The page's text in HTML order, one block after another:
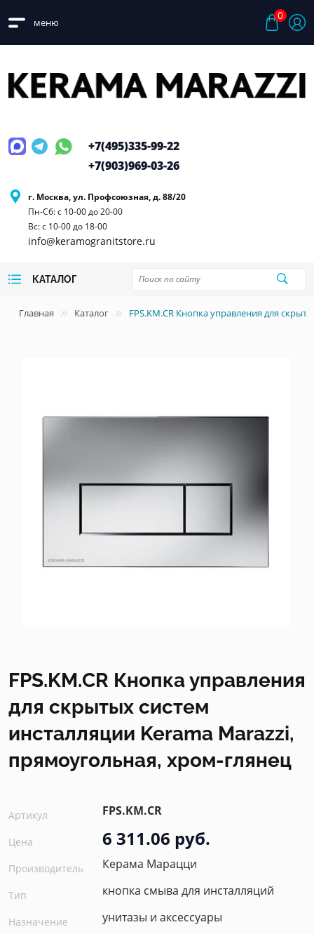
меню
0
г. Москва, ул. Профсоюзная, д. 88/20
Пн-Сб: с 10-00 до 20-00
Вс: с 10-00 до 18-00
info@keramogranitstore.ru
+7(495)335-99-22
+7(903)969-03-26
КАТАЛОГ
Главная Каталог FPS.KM.CR Кнопка управления для
FPS.KM.CR Кнопка управления
для скрытых систем
инсталляции Kerama Marazzi,
прямоугольная, xром-глянец
Артикул FPS.KM.CR
Цена 6 311.06 руб.
Производитель Керама Марацци
Тип кнопка смыва для инсталляций
Назначение унитазы и аксессуары